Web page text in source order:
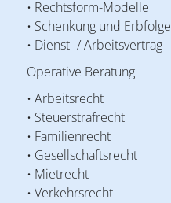
• Rechtsform-Modelle
• Schenkung und Erbfolge
• Dienst- / Arbeitsvertrag
Operative Beratung
• Arbeitsrecht
• Steuerstrafrecht
• Familienrecht
• Gesellschaftsrecht
• Mietrecht
• Verkehrsrecht